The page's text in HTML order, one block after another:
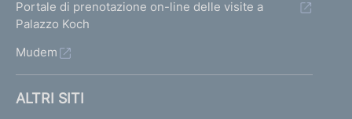
Portale di prenotazione on-line delle visite a
Palazzo Koch
Mudem
ALTRI SITI